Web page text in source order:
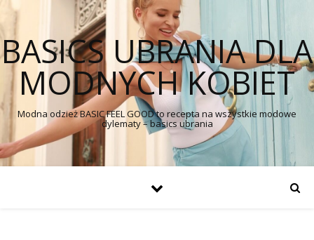
BASICS UBRANIA DLA
MODNYCH KOBIET
Modna odzież BASIC FEEL GOOD to recepta na wszystkie modowe
dylematy – basics ubrania